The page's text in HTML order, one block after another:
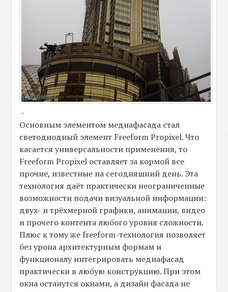
-
Основным элементом медиафасада стал
светодиодный элемент Freeform Propixel. Что
касается универсальности применения, то
Freeform Propixel оставляет за кормой все
прочие, известные на сегодняшний день. Эта
технология даёт практически неограниченные
возможности подачи визуальной информации:
двух- и трёхмерной графики, анимации, видео
и прочего контента любого уровня сложности.
Плюс к тому же freeform-технология позволяет
без урона архитектурным формам и
функционалу интегрировать медиафасад
практически в любую конструкцию. При этом
окна останутся окнами, а дизайн фасада не